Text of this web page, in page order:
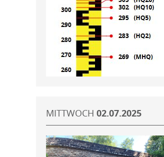
MITTWOCH 02.07.2025